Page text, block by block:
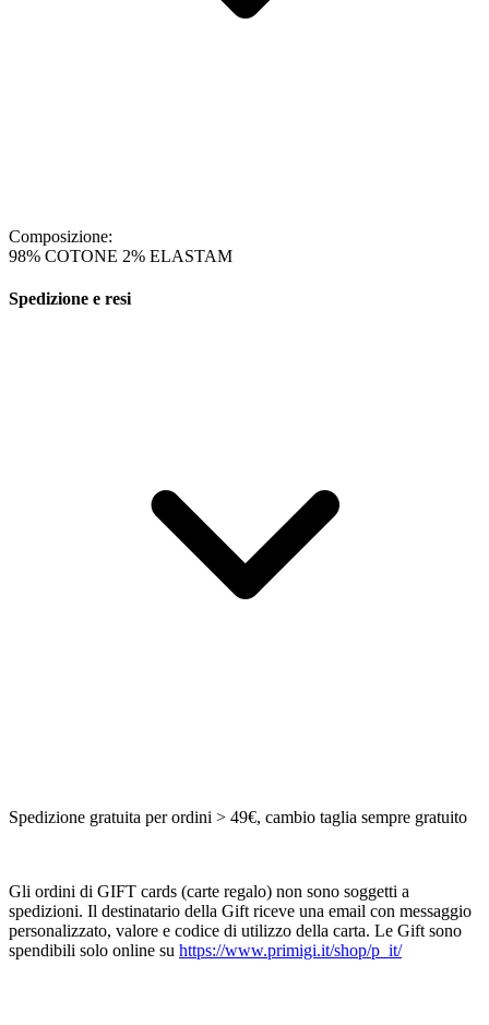
Composizione:
98% COTONE 2% ELASTAM
Spedizione e resi
Spedizione gratuita per ordini > 49€, cambio taglia sempre gratuito
Gli ordini di GIFT cards (carte regalo) non sono soggetti a
spedizioni. Il destinatario della Gift riceve una email con messaggio
personalizzato, valore e codice di utilizzo della carta. Le Gift sono
spendibili solo online su https://www.primigi.it/shop/p_it/